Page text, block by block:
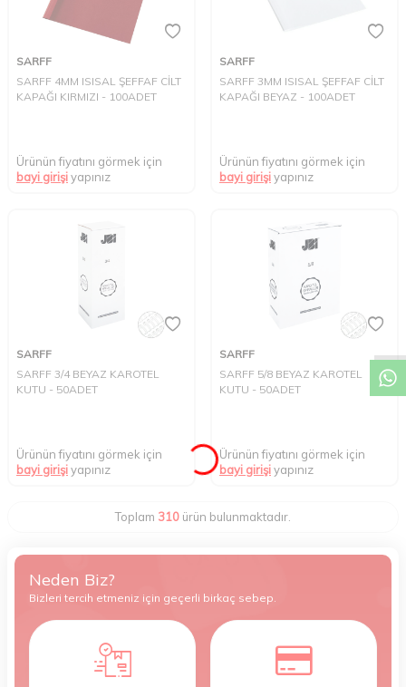
WhtsappDeseHatt
SARFF
SARFF 4MM ISISAL ŞEFFAF CİLT
KAPAĞI KIRMIZI - 100ADET
Ürünün fiyatını görmek için
bayi girişiyapınız
SARFF
SARFF 3MM ISISAL ŞEFFAF CİLT
KAPAĞI BEYAZ - 100ADET
Ürünün fiyatını görmek için
bayi girişiyapınız
SARFF
SARFF 3/4 BEYAZ KAROTEL
KUTU - 50ADET
Ürünün fiyatını görmek için
bayi girişiyapınız
SARFF
SARFF 5/8 BEYAZ KAROTEL
KUTU - 50ADET
Ürünün fiyatını görmek için
bayi girişiyapınız
Toplam 310 ürün bulunmaktadır.
Neden Biz?
Bizleri tercih etmeniz için geçerli birkaç sebep.